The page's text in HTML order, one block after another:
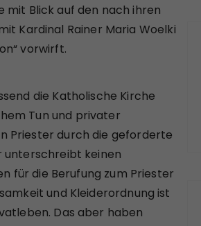
mit Blick auf den nach ihren
Kardinal Rainer Maria Woelki
vorwirft.
die Katholische Kirche
Tun und privater
Priester durch die geforderte
unterschreibt keinen
für die Berufung zum Priester
und Kleiderordnung ist
Das aber haben